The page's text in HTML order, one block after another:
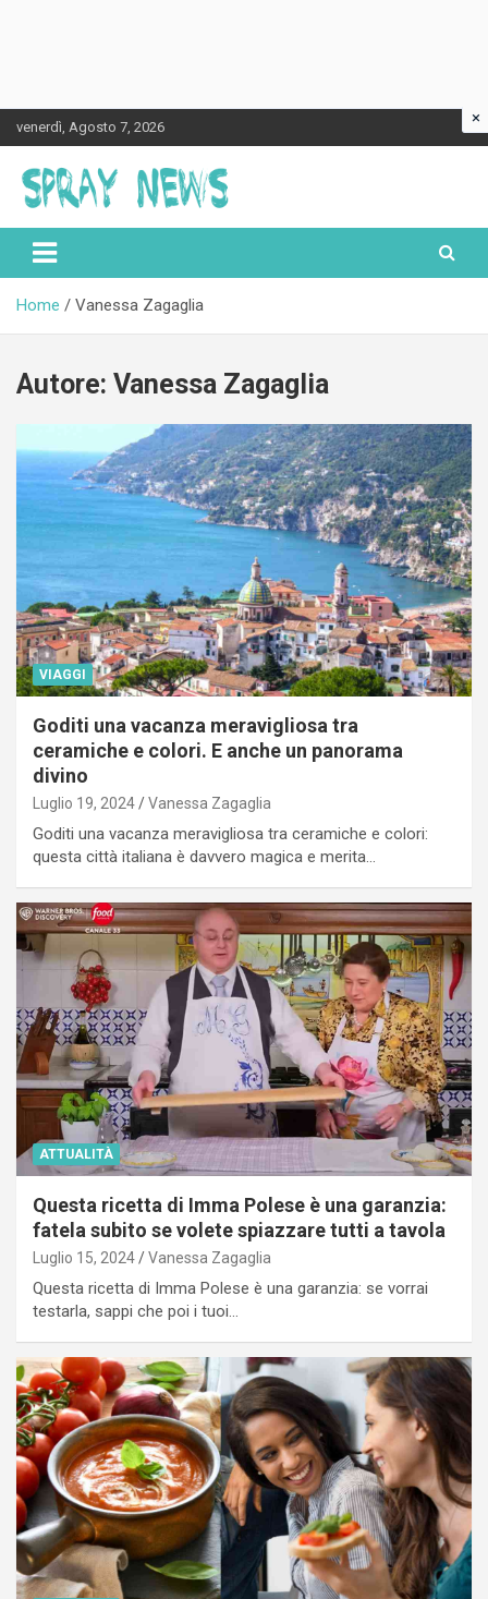
to
content
venerdì, Agosto 7, 2026
Spraynews.it
Home Vanessa Zagaglia
Autore: Vanessa Zagaglia
VIAGGI
Goditi una vacanza meravigliosa tra
ceramiche e colori. E anche un panorama
divino
Luglio 19, 2024 Vanessa Zagaglia
Goditi una vacanza meravigliosa tra ceramiche e colori:
questa città italiana è davvero magica e merita…
ATTUALITÀ
Questa ricetta di Imma Polese è una garanzia:
fatela subito se volete spiazzare tutti a tavola
Luglio 15, 2024 Vanessa Zagaglia
Questa ricetta di Imma Polese è una garanzia: se vorrai
testarla, sappi che poi i tuoi…
×